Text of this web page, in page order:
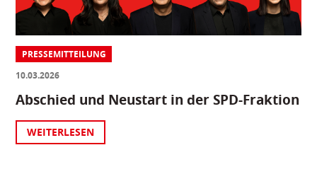
PRESSEMITTEILUNG
10.03.2026
Abschied und Neustart in der SPD-Fraktion
WEITERLESEN